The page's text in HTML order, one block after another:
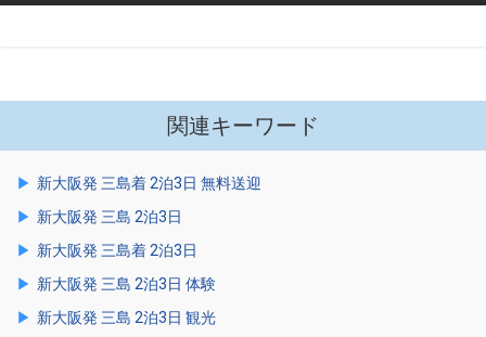
関連キーワード
新大阪発 三島着 2泊3日 無料送迎
新大阪発 三島 2泊3日
新大阪発 三島着 2泊3日
新大阪発 三島 2泊3日 体験
新大阪発 三島 2泊3日 観光